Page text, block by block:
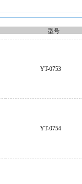
型号
YT-0753
YT-0754